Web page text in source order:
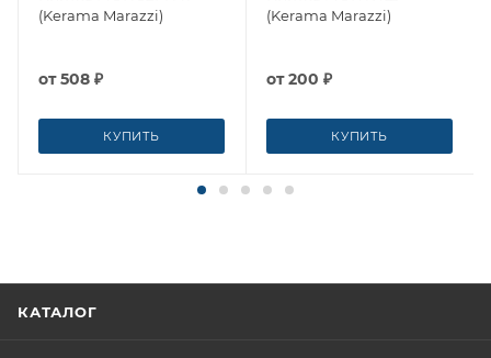
(Kerama Marazzi)
от508 ₽
КУПИТЬ
(Kerama Marazzi)
от200 ₽
КУПИТЬ
КАТАЛОГ